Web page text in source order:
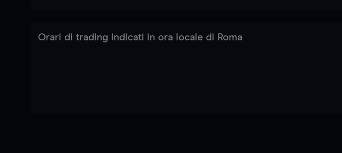
Orari di trading indicati in ora locale di Roma